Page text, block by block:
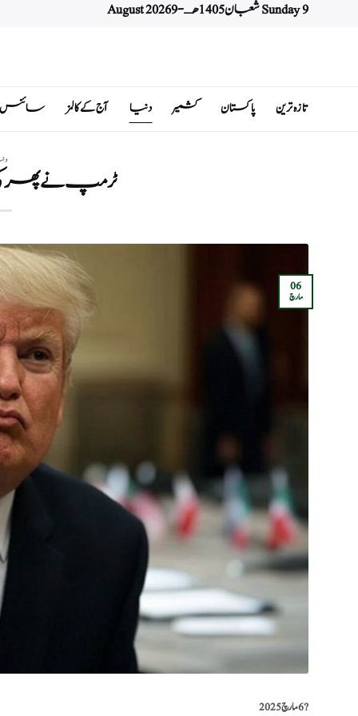
Sunday 9 شعبان 1405 هـ - 9 August 2026
تازہ ترین پاکستان کشمیر دنیا آج کے کالمز سائنس
ٹرمپ نے پھر
06
مارچ
?️6 مارچ 2025